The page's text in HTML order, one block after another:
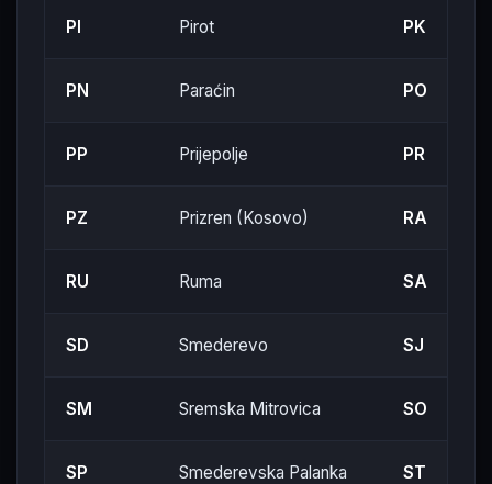
PI Pirot PK
PN Paraćin PO
PP Prijepolje PR
PZ Prizren (Kosovo) RA
RU Ruma SA
SD Smederevo SJ
SM Sremska Mitrovica SO
SP Smederevska Palanka ST